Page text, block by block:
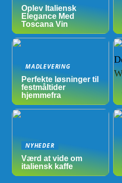
Oplev Italiensk
Elegance Med
Toscana Vin
MADLEVERING
Perfekte løsninger til
festmåltider
hjemmefra
NYHEDER
Værd at vide om
italiensk kaffe